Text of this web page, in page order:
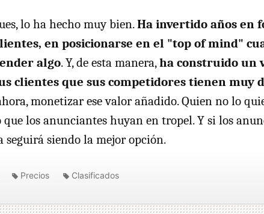
lo ha hecho muy bien.Ha invertido años en
en posicionarse en el "top of mind"
algo. Y, de esta manera,ha construido un
clientes que sus competidores tienen muy
monetizar ese valor añadido. Quien no lo
que los anunciantes huyan en tropel. Y si los
seguirá siendo la mejor opción.
Precios Clasificados